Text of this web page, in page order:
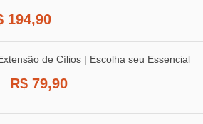
194,90
de Cílios | Escolha seu Essencial
– R$ 79,90